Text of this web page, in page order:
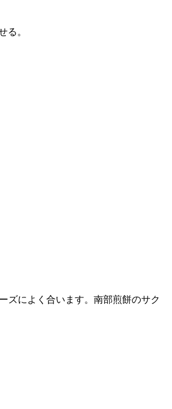
る。
ズによく合います。南部煎餅のサク